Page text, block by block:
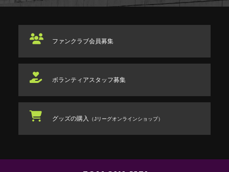
ファンクラブ会員募集
ボランティアスタッフ募集
グッズの購入 （Jリーグオンラインショップ）